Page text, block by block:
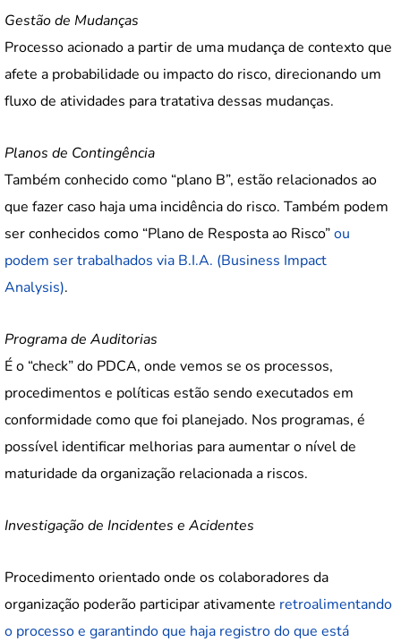
Gestão de Mudanças
Processo acionado a partir de uma mudança de contexto que
afete a probabilidade ou impacto do risco, direcionando um
fluxo de atividades para tratativa dessas mudanças.
Planos de Contingência
Também conhecido como “plano B”, estão relacionados ao
que fazer caso haja uma incidência do risco. Também podem
ser conhecidos como “Plano de Resposta ao Risco”ou
podem ser trabalhados via B.I.A. (Business Impact
Analysis).
Programa de Auditorias
É o “check” do PDCA, onde vemos se os processos,
procedimentos e políticas estão sendo executados em
conformidade como que foi planejado. Nos programas, é
possível identificar melhorias para aumentar o nível de
maturidade da organização relacionada a riscos.
Investigação de Incidentes e Acidentes
Procedimento orientado onde os colaboradores da
organização poderão participar ativamente retroalimentando
o processo e garantindo que haja registro do que está